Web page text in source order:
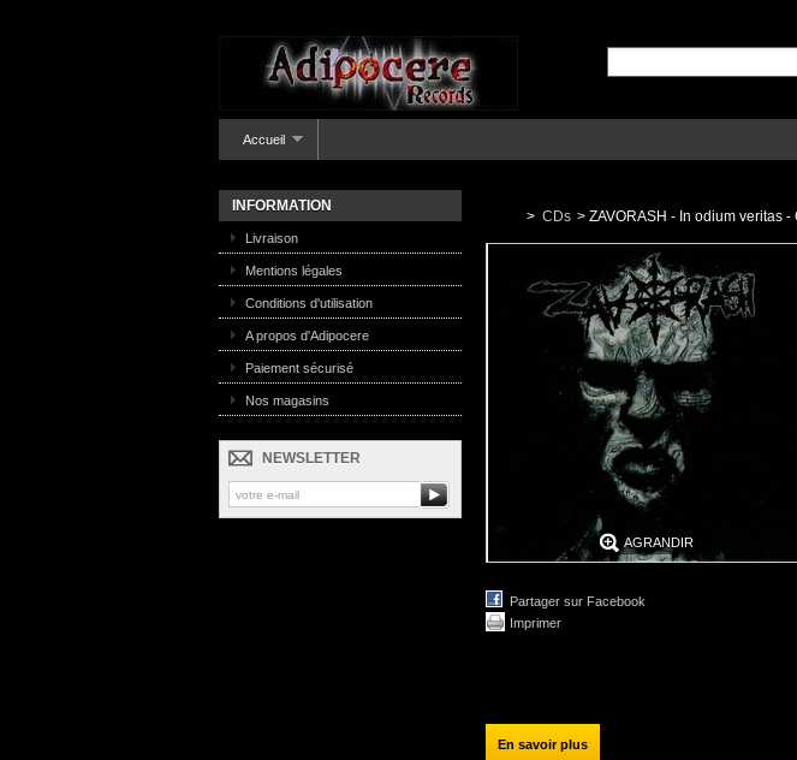
Accueil
INFORMATION
Livraison
Mentions légales
Conditions d'utilisation
A propos d'Adipocere
Paiement sécurisé
Nos magasins
NEWSLETTER
> CDs > ZAVORASH - In odium veritas -
AGRANDIR
Partager sur Facebook
Imprimer
En savoir plus